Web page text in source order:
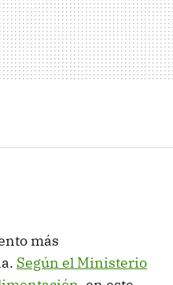
más
Según el Ministerio